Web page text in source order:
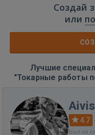
Создай
или
Лучшие
"Токарные работы
4.7 ·
Был на